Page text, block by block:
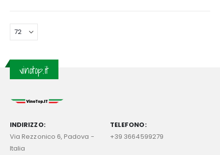
complessi, la nostra selezione di vini Salcuta ti offre
un'ampia scelta per soddisfare ogni palato. Approfitta
regalati l'esperienza unica dei vini Salcuta, autentici
ambasciatori del gusto moldavo.
vinotop.it
INDIRIZZO:
Via Rezzonico 6, Padova -
Italia
TELEFONO:
+39 3664599279